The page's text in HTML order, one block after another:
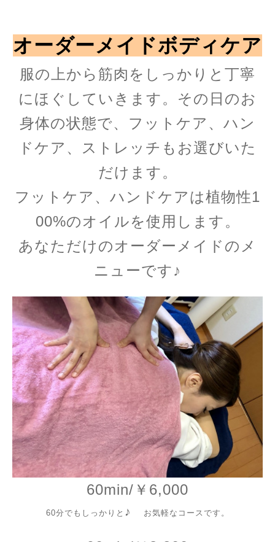
オーダーメイドボディケア
服の上から筋肉をしっかりと丁寧
にほぐしていきます。その日のお
身体の状態で、フットケア、ハン
ドケア、ストレッチもお選びいた
だけます。
フットケア、ハンドケアは植物性1
00%のオイルを使用します。
あなただけのオーダーメイドのメ
ニューです♪
60min/￥6,000
60分でもしっか り と ♪ お気軽なコースです。